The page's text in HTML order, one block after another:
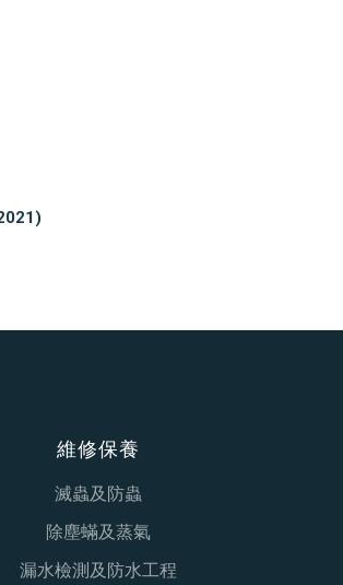
維修保養
滅蟲及防蟲
除塵蟎及蒸氣
漏水檢測及防水工程